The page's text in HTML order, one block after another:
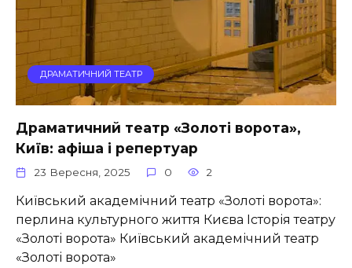
ДРАМАТИЧНИЙ ТЕАТР
Драматичний театр «Золоті ворота»,
Київ: афіша і репертуар
23 Вересня, 2025 0 2
Київський академічний театр «Золоті ворота»:
перлина культурного життя Києва Історія театру
«Золоті ворота» Київський академічний театр
«Золоті ворота»